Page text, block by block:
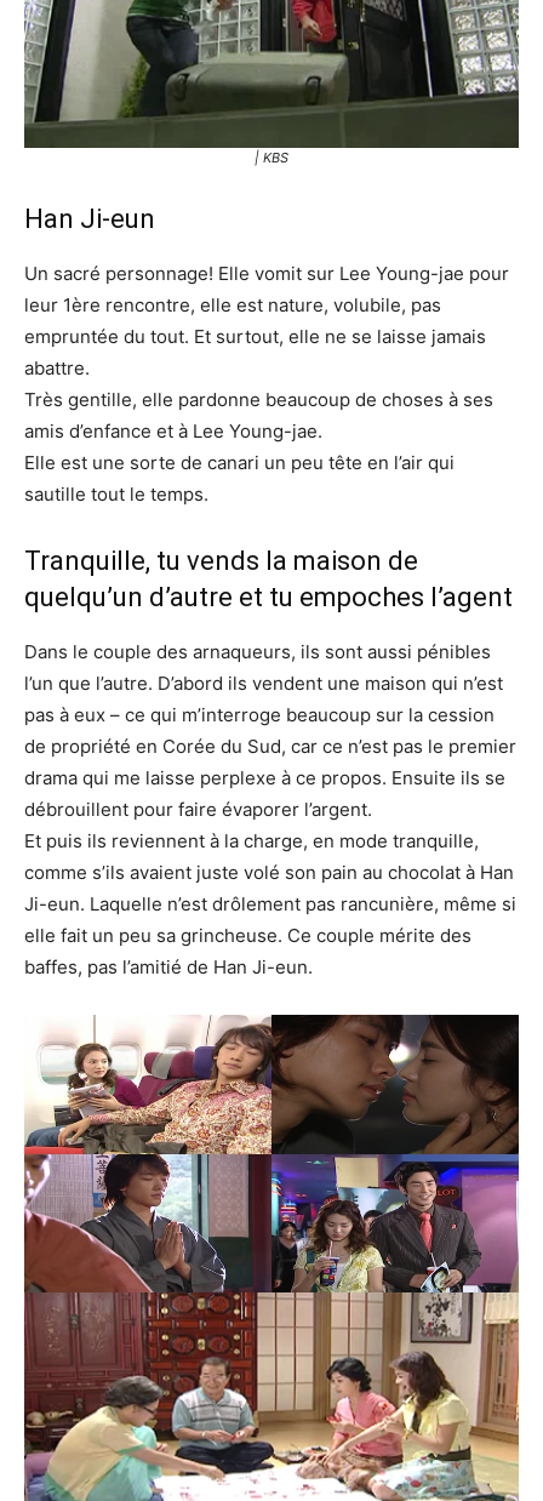
| KBS
Han Ji-eun
Un sacré personnage! Elle vomit sur Lee Young-jae pour
leur 1ère rencontre, elle est nature, volubile, pas
empruntée du tout. Et surtout, elle ne se laisse jamais
abattre.
Très gentille, elle pardonne beaucoup de choses à ses
amis d’enfance et à Lee Young-jae.
Elle est une sorte de canari un peu tête en l’air qui
sautille tout le temps.
Tranquille, tu vends la maison de
quelqu’un d’autre et tu empoches l’agent
Dans le couple des arnaqueurs, ils sont aussi pénibles
l’un que l’autre. D’abord ils vendent une maison qui n’est
pas à eux – ce qui m’interroge beaucoup sur la cession
de propriété en Corée du Sud, car ce n’est pas le premier
drama qui me laisse perplexe à ce propos. Ensuite ils se
débrouillent pour faire évaporer l’argent.
Et puis ils reviennent à la charge, en mode tranquille,
comme s’ils avaient juste volé son pain au chocolat à Han
Ji-eun. Laquelle n’est drôlement pas rancunière, même si
elle fait un peu sa grincheuse. Ce couple mérite des
baffes, pas l’amitié de Han Ji-eun.